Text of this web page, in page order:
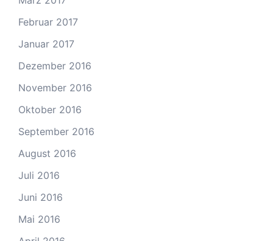
Februar 2017
Januar 2017
Dezember 2016
November 2016
Oktober 2016
September 2016
August 2016
Juli 2016
Juni 2016
Mai 2016